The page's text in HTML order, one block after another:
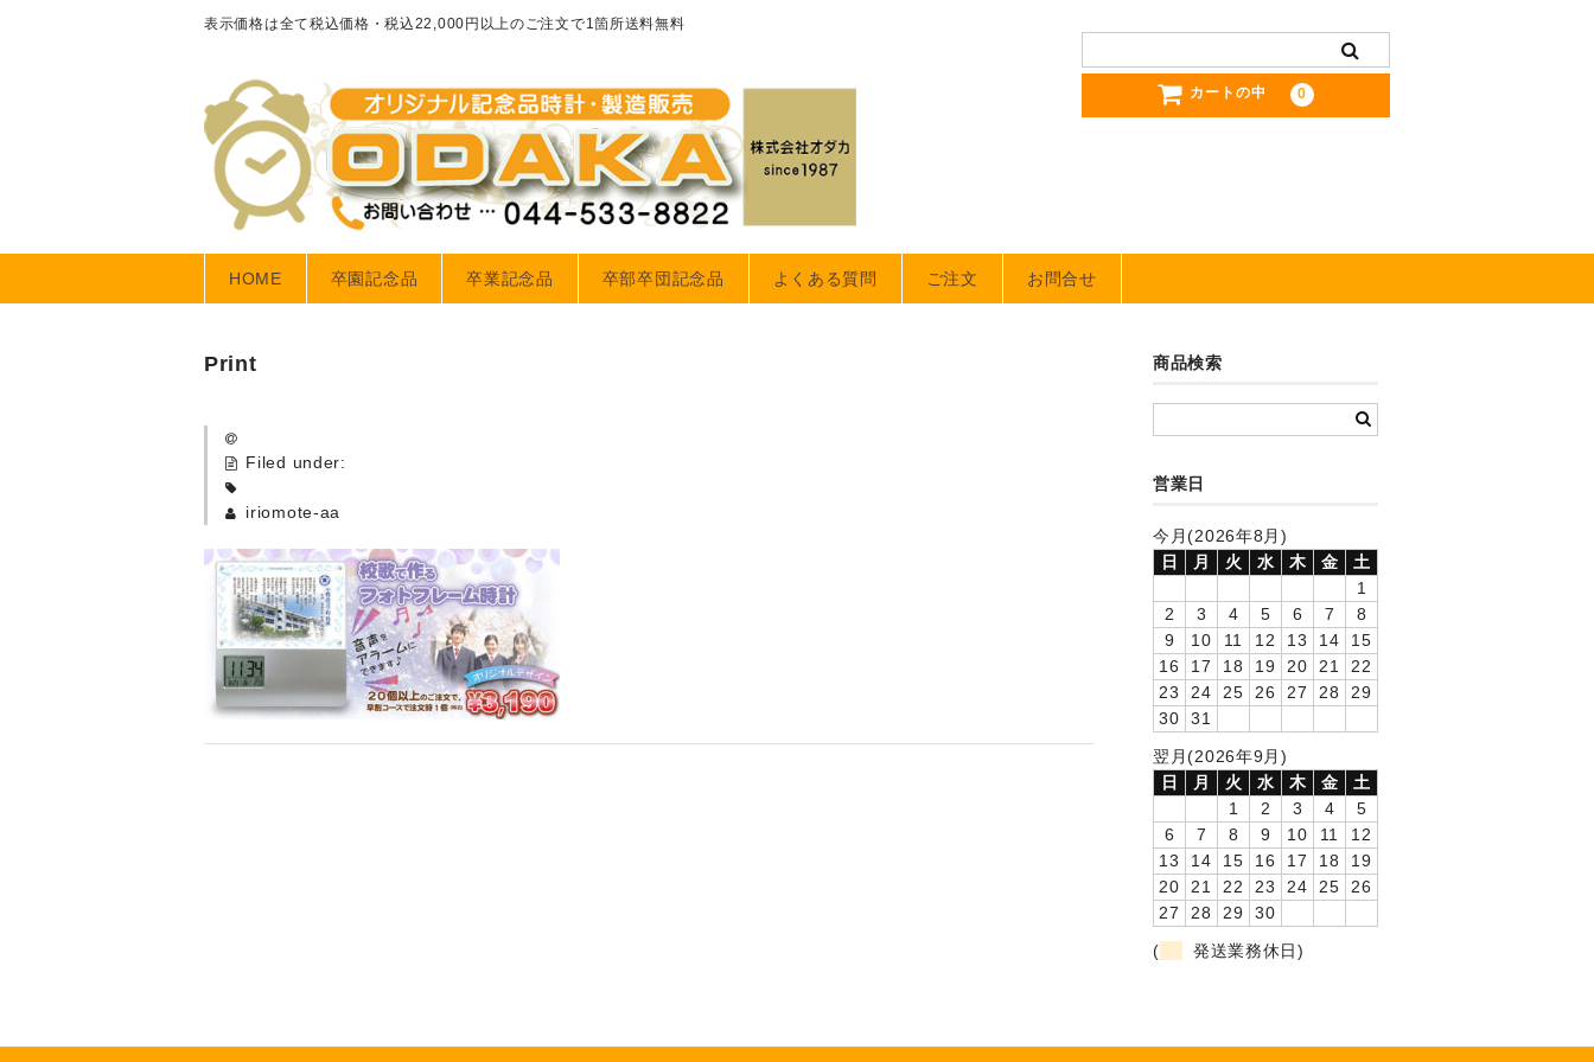
表示価格は全て税込価格・税込22,000円以上のご注文で1箇所送料無料
カートの中 0
HOME 卒園記念品 卒業記念品 卒部卒団記念品 よくある質問 ご注文 お問合せ
Print
Filed under:
iriomote-aa
商品検索
営業日
今月(2026年8月)
日
月 火 水 木 金
土
1
2
3 4 5 6 7
8
9
10 11 12 13 14
15
16
17 18 19 20 21
22
23
24 25 26 27 28
29
30
31
翌月(2026年9月)
日
月 火 水 木 金
土
1
2 3 4
5
6
7 8 9 10 11
12
13
14 15 16 17 18
19
20
21 22 23 24 25
26
27
28 29
30
(
発送業務休日)